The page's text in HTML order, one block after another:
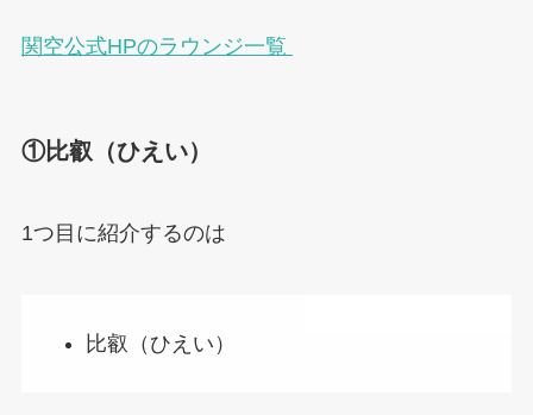
関空公式HPのラウンジ一覧
①比叡（ひえい）
1つ目に紹介するのは
比叡（ひえい）